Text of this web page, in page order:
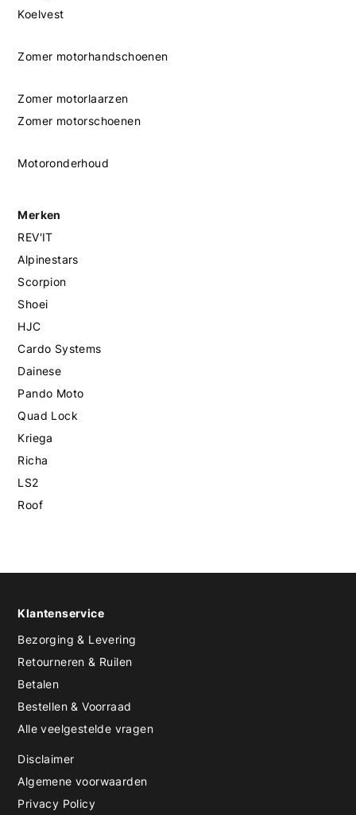
Koelvest
Zomer motorhandschoenen
Zomer motorlaarzen
Zomer motorschoenen
Motoronderhoud
Merken
REV'IT
Alpinestars
Scorpion
Shoei
HJC
Cardo Systems
Dainese
Pando Moto
Quad Lock
Kriega
Richa
LS2
Roof
Klantenservice
Bezorging & Levering
Retourneren & Ruilen
Betalen
Bestellen & Voorraad
Alle veelgestelde vragen
Disclaimer
Algemene voorwaarden
Privacy Policy